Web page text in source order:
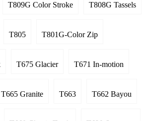
T809G Color Stroke T808G Tassels
T805 T801G-Color Zip
T675 Glacier T671 In-motion
T665 Granite T663 T662 Bayou